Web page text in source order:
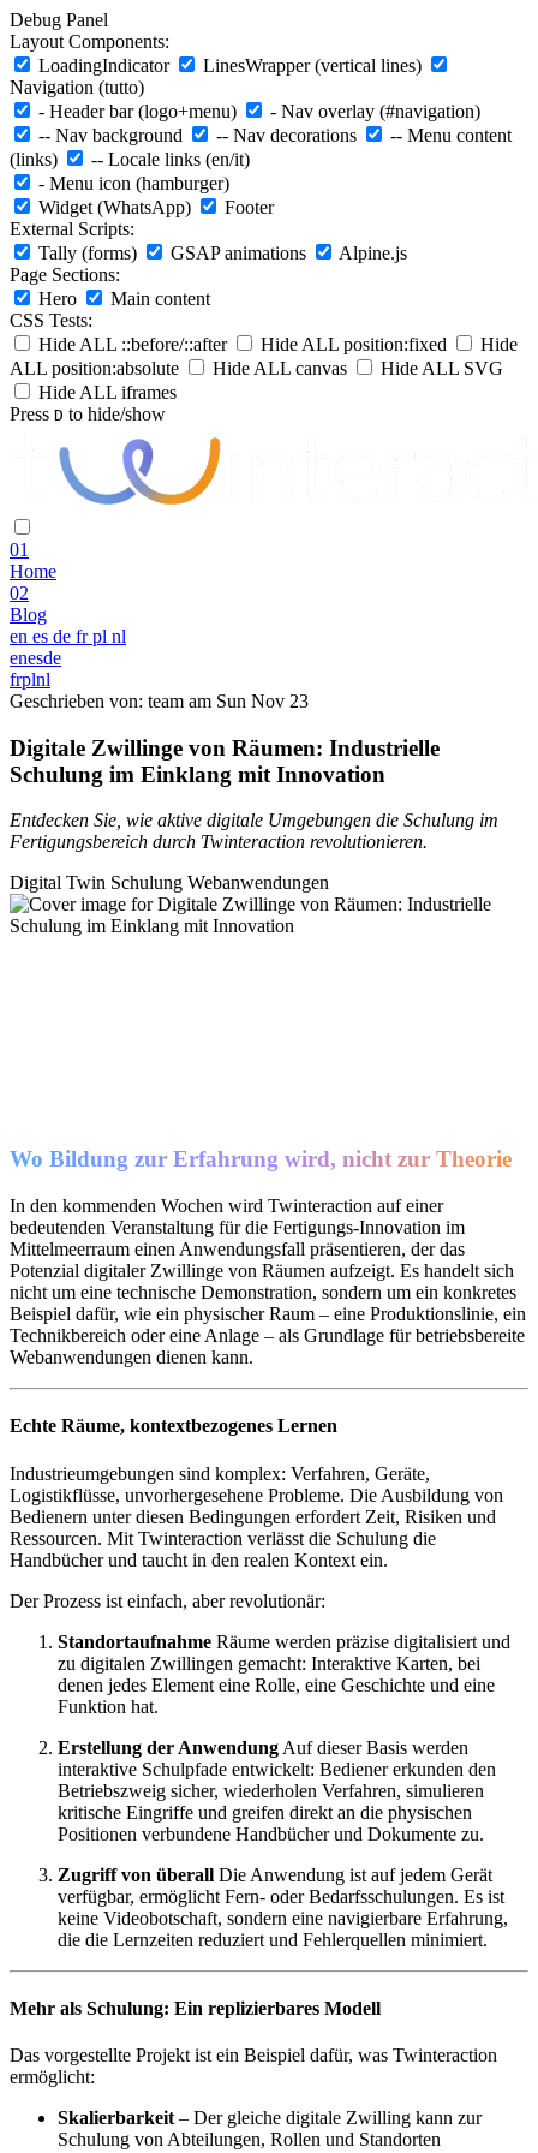
Debug Panel
Layout Components:
LoadingIndicator
LinesWrapper (vertical lines)
Navigation (tutto)
- Header bar (logo+menu)
- Nav overlay (#navigation)
-- Nav background
-- Nav decorations
-- Menu content
(links)
-- Locale links (en/it)
- Menu icon (hamburger)
Widget (WhatsApp)
Footer
External Scripts:
Tally (forms)
GSAP animations
Alpine.js
Page Sections:
Hero
Main content
CSS Tests:
Hide ALL ::before/::after
Hide ALL position:fixed
Hide
ALL position:absolute
Hide ALL canvas
Hide ALL SVG
Hide ALL iframes
Press D to hide/show
01
Home
02
Blog
en es de fr pl nl
enesde
frplnl
Geschrieben von: team am Sun Nov 23
Digitale Zwillinge von Räumen: Industrielle
Schulung im Einklang mit Innovation
Entdecken Sie, wie aktive digitale Umgebungen die Schulung im
Fertigungsbereich durch Twinteraction revolutionieren.
Digital Twin Schulung Webanwendungen
Wo Bildung zur Erfahrung wird, nicht zur Theorie
In den kommenden Wochen wird Twinteraction auf einer
bedeutenden Veranstaltung für die Fertigungs-Innovation im
Mittelmeerraum einen Anwendungsfall präsentieren, der das
Potenzial digitaler Zwillinge von Räumen aufzeigt. Es handelt sich
nicht um eine technische Demonstration, sondern um ein konkretes
Beispiel dafür, wie ein physischer Raum – eine Produktionslinie, ein
Technikbereich oder eine Anlage – als Grundlage für betriebsbereite
Webanwendungen dienen kann.
Echte Räume, kontextbezogenes Lernen
Industrieumgebungen sind komplex: Verfahren, Geräte,
Logistikflüsse, unvorhergesehene Probleme. Die Ausbildung von
Bedienern unter diesen Bedingungen erfordert Zeit, Risiken und
Ressourcen. Mit Twinteraction verlässt die Schulung die
Handbücher und taucht in den realen Kontext ein.
Der Prozess ist einfach, aber revolutionär:
Standortaufnahme Räume werden präzise digitalisiert und
zu digitalen Zwillingen gemacht: Interaktive Karten, bei
denen jedes Element eine Rolle, eine Geschichte und eine
Funktion hat.
Erstellung der Anwendung Auf dieser Basis werden
interaktive Schulpfade entwickelt: Bediener erkunden den
Betriebszweig sicher, wiederholen Verfahren, simulieren
kritische Eingriffe und greifen direkt an die physischen
Positionen verbundene Handbücher und Dokumente zu.
Zugriff von überall Die Anwendung ist auf jedem Gerät
verfügbar, ermöglicht Fern- oder Bedarfsschulungen. Es ist
keine Videobotschaft, sondern eine navigierbare Erfahrung,
die die Lernzeiten reduziert und Fehlerquellen minimiert.
Mehr als Schulung: Ein replizierbares Modell
Das vorgestellte Projekt ist ein Beispiel dafür, was Twinteraction
ermöglicht:
Skalierbarkeit – Der gleiche digitale Zwilling kann zur
Schulung von Abteilungen, Rollen und Standorten